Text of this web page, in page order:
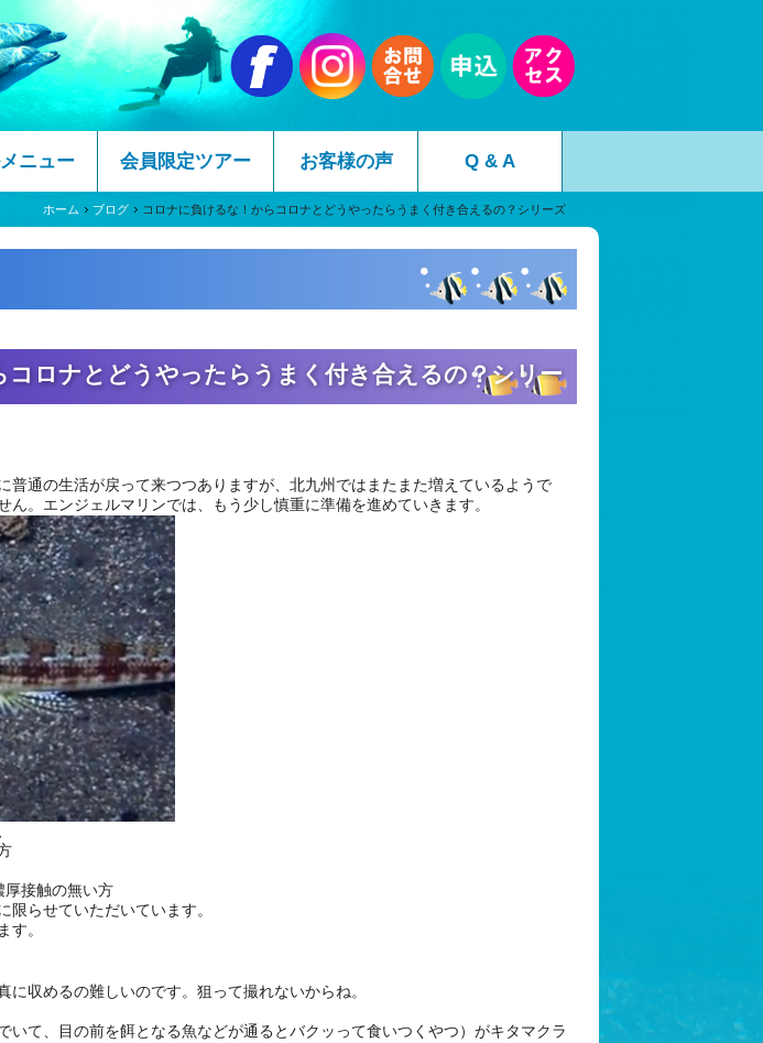
ニュー 会員限定ツアー お客様の声 Q & A
ホーム ブログ コロナに負けるな！からコロナとどうやったらうまく付き合えるの？シリーズ
コロナとどうやったらうまく付き合えるの？シリー
普通の生活が戻って来つつありますが、北九州ではまたまた増えているようで
。エンジェルマリンでは、もう少し慎重に準備を進めていきます。
厚接触の無い方
限らせていただいています。
す。
収めるの難しいのです。狙って撮れないからね。
いて、目の前を餌となる魚などが通るとバクッって食いつくやつ）がキタマクラ